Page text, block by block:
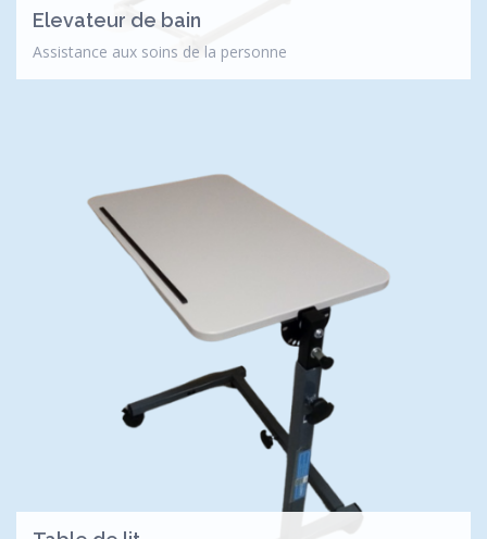
Elevateur de bain
Assistance aux soins de la personne